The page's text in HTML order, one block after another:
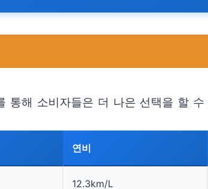
통해 소비자들은 더 나은 선택을 할 수
연비
12.3km/L